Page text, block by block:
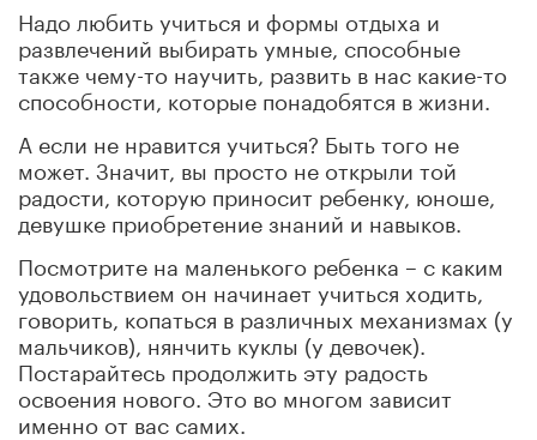
Надо любить учиться и формы отдыха и
развлечений выбирать умные, способные
также чему-то научить, развить в нас какие-то
способности, которые понадобятся в жизни.
А если не нравится учиться? Быть того не
может. Значит, вы просто не открыли той
радости, которую приносит ребенку, юноше,
девушке приобретение знаний и навыков.
Посмотрите на маленького ребенка – с каким
удовольствием он начинает учиться ходить,
говорить, копаться в различных механизмах (у
мальчиков), нянчить куклы (у девочек).
Постарайтесь продолжить эту радость
освоения нового. Это во многом зависит
именно от вас самих.